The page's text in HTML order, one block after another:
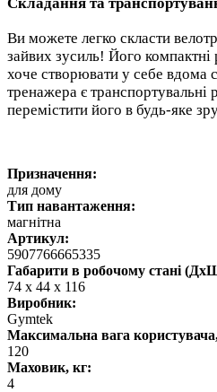
Ви можете легко скласти
зайвих зусиль! Його компактні
хоче створювати у себе вдома
тренажера є
перемістити його в будь-яке
Призначення:
для дому
Тип навантаження:
магнітна
Артикул:
5907766665335
Габарити в робочому стані
74 х 44 х 116
Виробник:
Gymtek
Максимальна вага
120
Маховик, кг:
4